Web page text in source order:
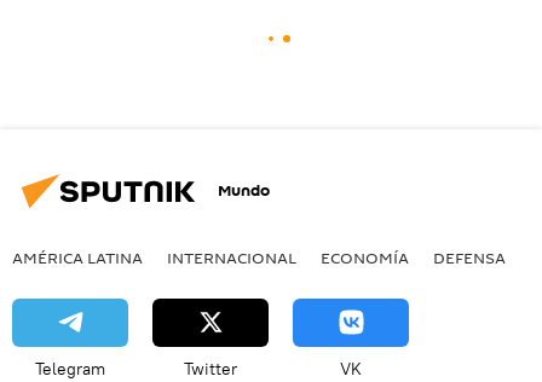
Mundo
AMÉRICA LATINA INTERNACIONAL ECONOMÍA DEFENSA
Telegram Twitter VK